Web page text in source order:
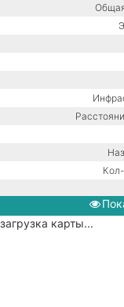
загрузка карты...